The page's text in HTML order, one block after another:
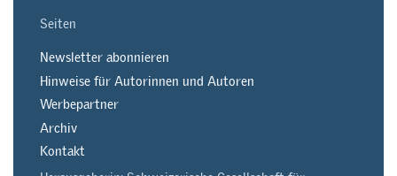
Seiten
Newsletter abonnieren
Hinweise für Autorinnen und Autoren
Werbepartner
Archiv
Kontakt